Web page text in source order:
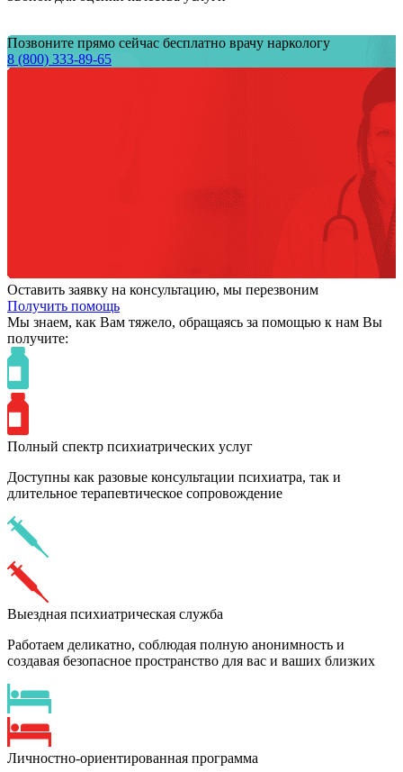
Позвоните прямо сейчас бесплатно врачу наркологу
8 (800) 333-89-65
Оставить заявку на консультацию, мы перезвоним
Получить помощь
Мы знаем, как Вам тяжело, обращаясь за помощью к нам Вы
получите:
Полный спектр психиатрических услуг
Доступны как разовые консультации психиатра, так и
длительное терапевтическое сопровождение
Выездная психиатрическая служба
Работаем деликатно, соблюдая полную анонимность и
создавая безопасное пространство для вас и ваших близких
Личностно-ориентированная программа